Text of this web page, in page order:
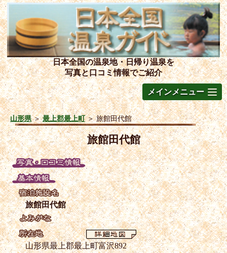
日本全国の温泉地・日帰り温泉を
写真と口コミ情報でご紹介
メインメニュー
山形県＞最上郡最上町＞旅館田代館
旅館田代館
旅館田代館
山形県最上郡最上町富沢892